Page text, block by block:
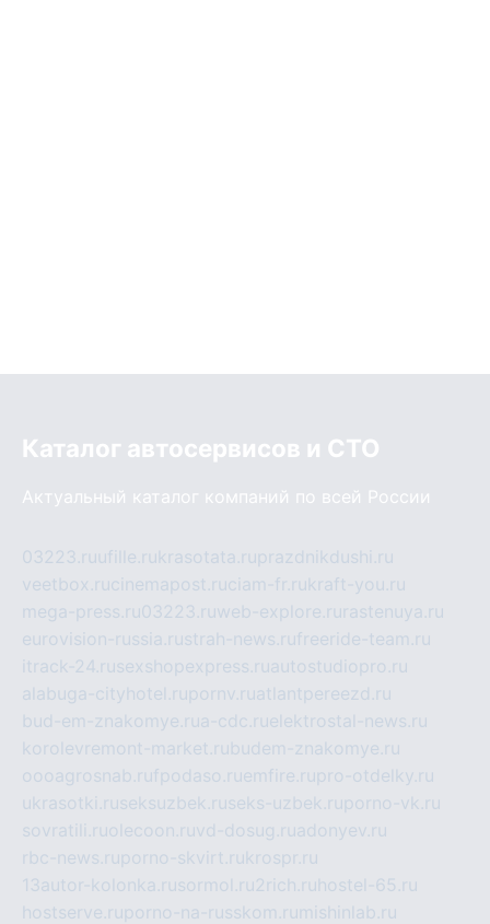
Каталог автосервисов и СТО
Актуальный каталог компаний по всей России
03223.ruufille.rukrasotata.ruprazdnikdushi.ru
veetbox.rucinemapost.ruciam-fr.rukraft-you.ru
mega-press.ru03223.ruweb-explore.ru rastenuya.ru
eurovision-russia.rustrah-news.rufreeride-team.ru
itrack-24.rusexshopexpress.ruautostudiopro.ru
alabuga-cityhotel.rupornv.ruatlantpereezd.ru
bud-em-znakomye.rua-cdc.ruelektrostal-news.ru
korolevremont-market.rubudem-znakomye.ru
oooagrosnab.rufpodaso.ruemfire.rupro-otdelky.ru
ukrasotki.ruseksuzbek.ruseks-uzbek.ruporno-vk.ru
sovratili.ruolecoon.ruvd-dosug.ruadonyev.ru
rbc-news.ruporno-skvirt.rukrospr.ru
13autor-kolonka.rusormol.ru2rich.ru hostel-65.ru
hostserve.ruporno-na-russkom.ru mishinlab.ru